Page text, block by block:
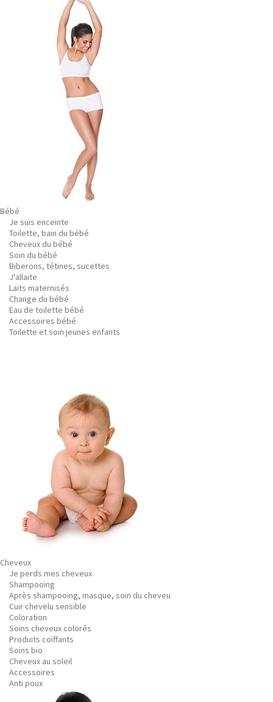
Bébé
Je suis enceinte
Toilette, bain du bébé
Cheveux du bébé
Soin du bébé
Biberons, tétines, sucettes
J'allaite
Laits maternisés
Change du bébé
Eau de toilette bébé
Accessoires bébé
Toilette et soin jeunes enfants
Cheveux
Je perds mes cheveux
Shampooing
Après shampooing, masque, soin du cheveu
Cuir chevelu sensible
Coloration
Soins cheveux colorés
Produits coiffants
Soins bio
Cheveux au soleil
Accessoires
Anti poux